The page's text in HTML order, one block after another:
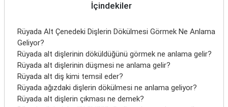
İçindekiler
Rüyada Alt Çenedeki Dişlerin Dökülmesi Görmek Ne Anlama
Geliyor?
Rüyada alt dişlerinin döküldüğünü görmek ne anlama gelir?
Rüyada alt dişlerinin düşmesi ne anlama gelir?
Rüyada alt diş kimi temsil eder?
Rüyada ağızdaki dişlerin dökülmesi ne anlama geliyor?
Rüyada alt dişlerin çıkması ne demek?